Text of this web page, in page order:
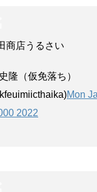
商店うるさい
隆（仮免落ち）
Mon
2022